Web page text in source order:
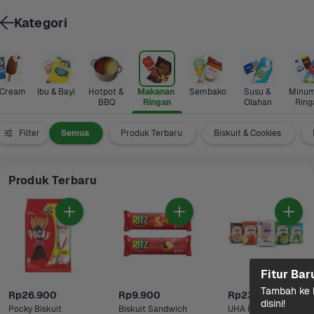
Ibu & Bayi
Hotpot &
BBQ
Makanan
Ringan
Sembako
Susu &
Olahan
Filter Semua Produk Terbaru Biskuit & Cookies
Produk Terbaru
Rp26.900
Pocky Biskuit
Rp9.900
Biskuit Sandwich
Rp23.500
UHA Permen
Kategori
Fitur
Tambah ke
disini!